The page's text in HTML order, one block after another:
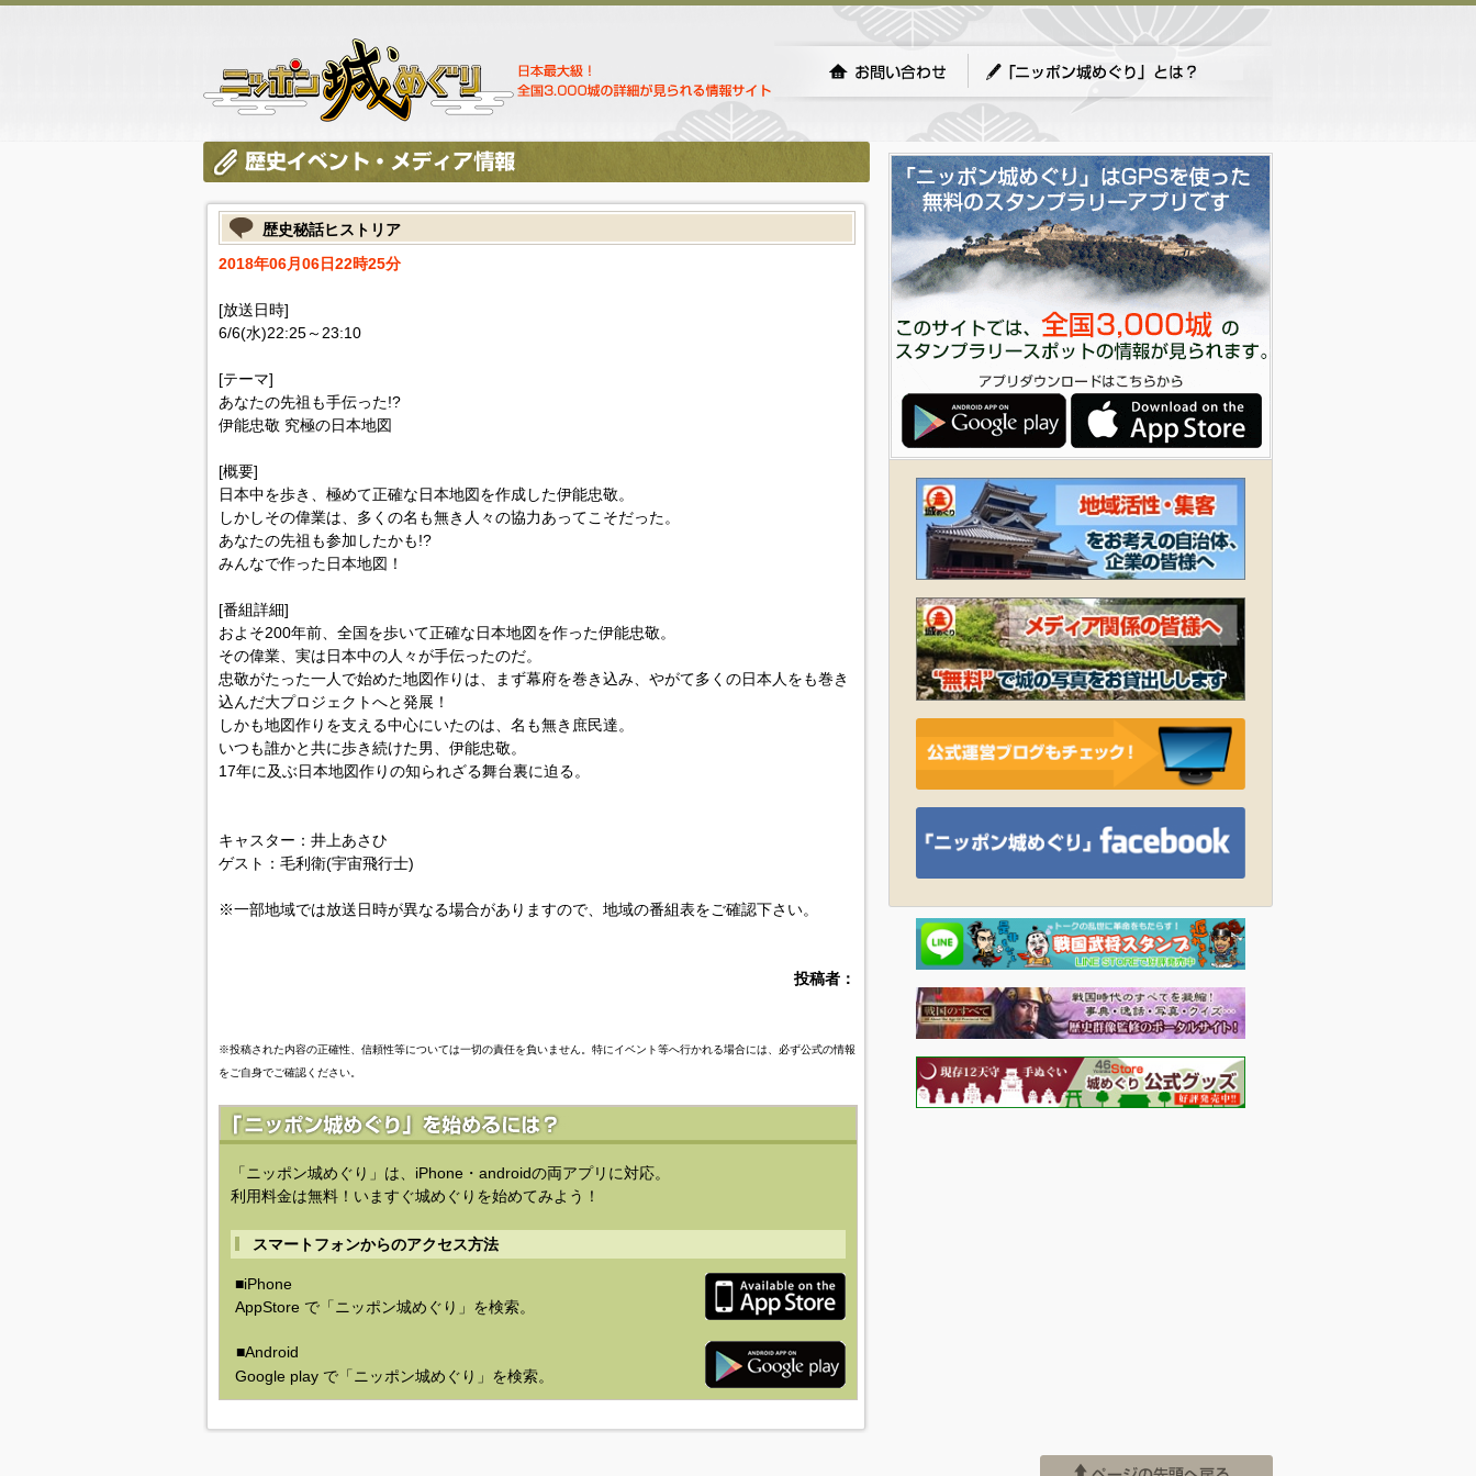
歴史秘話ヒストリア
2018年06月06日22時25分
[放送日時]
6/6(水)22:25～23:10
[テーマ]
あなたの先祖も手伝った!?
伊能忠敬 究極の日本地図
[概要]
日本中を歩き、極めて正確な日本地図を作成した伊能忠敬。
しかしその偉業は、多くの名も無き人々の協力あってこそだった。
あなたの先祖も参加したかも!?
みんなで作った日本地図！
[番組詳細]
およそ200年前、全国を歩いて正確な日本地図を作った伊能忠敬。
その偉業、実は日本中の人々が手伝ったのだ。
忠敬がたった一人で始めた地図作りは、まず幕府を巻き込み、やがて多くの日本人をも巻き
込んだ大プロジェクトへと発展！
しかも地図作りを支える中心にいたのは、名も無き庶民達。
いつも誰かと共に歩き続けた男、伊能忠敬。
17年に及ぶ日本地図作りの知られざる舞台裏に迫る。
キャスター：井上あさひ
ゲスト：毛利衛(宇宙飛行士)
※一部地域では放送日時が異なる場合がありますので、地域の番組表をご確認下さい。
投稿者：
※投稿された内容の正確性、信頼性等については一切の責任を負いません。特にイベント等へ行かれる場合には、必ず公式の情報
をご自身でご確認ください。
「ニッポン城めぐり」は、iPhone・androidの両アプリに対応。
利用料金は無料！いますぐ城めぐりを始めてみよう！
スマートフォンからのアクセス方法
■iPhone
AppStore で「ニッポン城めぐり」を検索。
■Android
Google play で「ニッポン城めぐり」を検索。